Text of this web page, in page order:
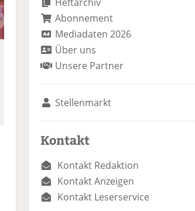
Abonnement
Mediadaten 2026
Über uns
Unsere Partner
Stellenmarkt
Kontakt
Kontakt Redaktion
Kontakt Anzeigen
Kontakt Leserservice